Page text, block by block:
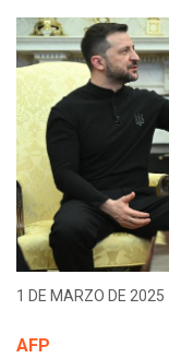
1 DE MARZO DE 2025
AFP